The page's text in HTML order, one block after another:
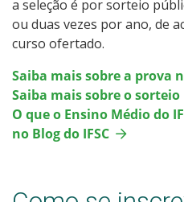
Calendário de inscrições
Processos Seletivos
Cotas
a seleção é por sorteio
ou duas vezes por ano, de
curso ofertado.
Saiba mais sobre a prova
Saiba mais sobre o
O que o Ensino Médio do
no Blog do IFSC